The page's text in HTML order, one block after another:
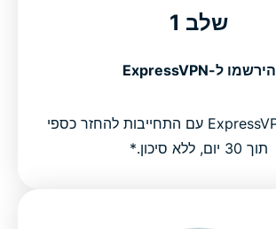
שלב 1
הירשמו ל-ExpressVPN
ל-ExpressVPN עם התחייבות להחזר כספי
תוך 30 יום, ללא סיכון.*